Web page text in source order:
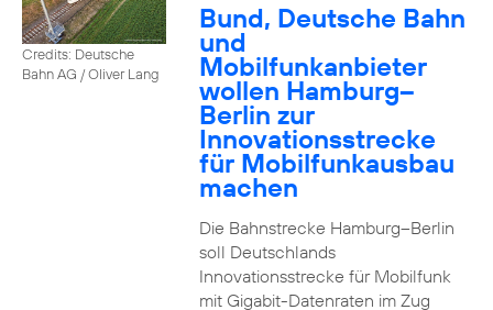
Credits: Deutsche
Bahn AG / Oliver Lang
Bund, Deutsche Bahn
und
Mobilfunkanbieter
wollen Hamburg–
Berlin zur
Innovationsstrecke
für Mobilfunkausbau
machen
Die Bahnstrecke Hamburg–Berlin
soll Deutschlands
Innovationsstrecke für Mobilfunk
mit Gigabit-Datenraten im Zug